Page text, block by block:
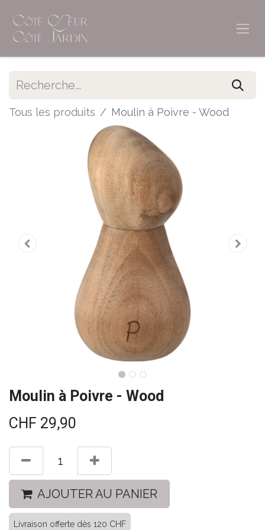
Tous les produits Moulin à Poivre - Wood
Moulin à Poivre - Wood
CHF 29,90
AJOUTER AU PANIER
Livraison offerte dès 120 CHF